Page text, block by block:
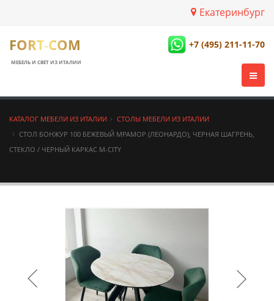
Екатеринбург
FORT-COM
МЕБЕЛЬ И СВЕТ ИЗ ИТАЛИИ
+7 (495) 211-11-70
КАТАЛОГ МЕБЕЛИ ИЗ ИТАЛИИ
СТОЛЫ МЕБЕЛИ ИЗ ИТАЛИИ
СТОЛ БОНЖУР 100 БЕЖЕВЫЙ МРАМОР (ЛЕОНАРДО), ЧЕРНАЯ ШАГРЕНЬ,
СТЕКЛО / ЧЕРНЫЙ КАРКАС М-CITY